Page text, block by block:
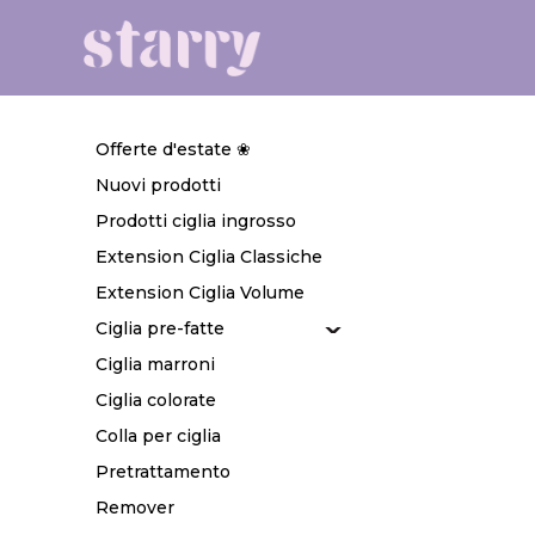
Offerte d'estate ❀
Nuovi prodotti
Prodotti ciglia ingrosso
Extension Ciglia Classiche
Extension Ciglia Volume
Ciglia pre-fatte
Ciglia marroni
Ciglia colorate
Colla per ciglia
Pretrattamento
Remover